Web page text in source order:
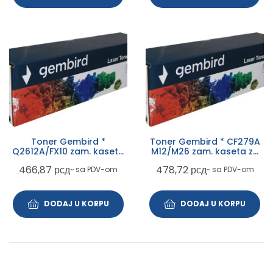
Toner Gembird *
Q2612A/FX10 zam. kaseta
466,87 рсд~ sa PDV-om
DODAJ U KORPU
Toner Gembird * CF279A
M12/M26 zam. kaseta za
478,72 рсд~ sa PDV-om
DODAJ U KORPU